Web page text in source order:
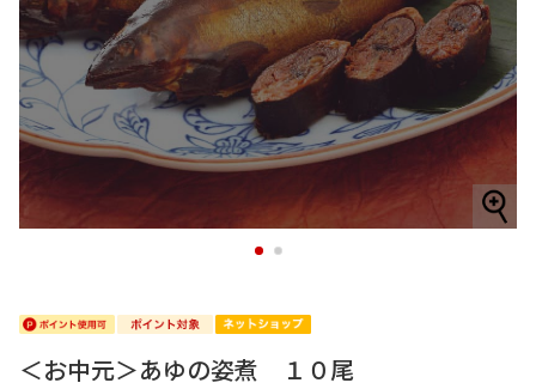
1 2
＜お中元＞あゆの姿煮 １０尾